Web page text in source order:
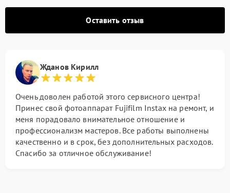
Оставить отзыв
Жданов Кирилл
Очень доволен работой этого сервисного центра!
Принес свой фотоаппарат Fujifilm Instax на ремонт, и
меня порадовало внимательное отношение и
профессионализм мастеров. Все работы выполнены
качественно и в срок, без дополнительных расходов.
Спасибо за отличное обслуживание!